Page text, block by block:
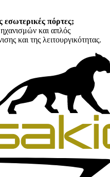
εσωτερικές πόρτες;
και απλός
και της λειτουργικότητας.